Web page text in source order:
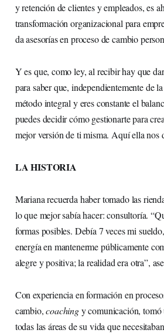
y retención de clientes y empleados, es
transformación organizacional para
da asesorías en proceso de cambio
Y es que, como ley, al recibir hay que
para saber que, independientemente de
método integral y eres constante el
puedes decidir cómo gestionarte para
mejor versión de ti misma. Aquí ella nos
LA HISTORIA
Mariana recuerda haber tomado las
lo que mejor sabía hacer: consultoría.
formas posibles. Debía 7 veces mi
energía en mantenerme públicamente
alegre y positiva; la realidad era otra”,
Con experiencia en formación en
cambio,coachingy comunicación, tomó
todas las áreas de su vida que